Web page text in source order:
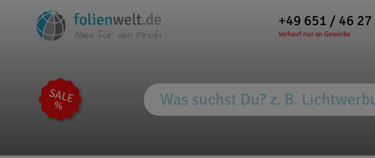
+49 651 / 46 27
Verkauf nur an Gewerbe